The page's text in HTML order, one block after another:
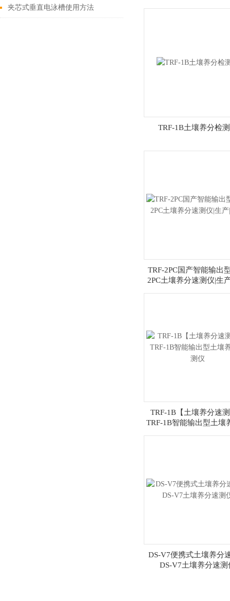
台如何选购
夹芯式垂直电泳槽使用方法
TRF-1B土壤养分检
TRF-2PC国产智能输出
2PC土壤养分速测仪|生
TRF-1B【土壤养分速
TRF-1B智能输出型土壤
DS-V7便携式土壤养分
DS-V7土壤养分速测